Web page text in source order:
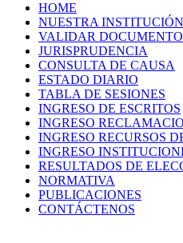
HOME
NUESTRA INSTITUCIÓN
VALIDAR DOCUMENTO
JURISPRUDENCIA
CONSULTA DE CAUSA
ESTADO DIARIO
TABLA DE SESIONES
INGRESO DE ESCRITOS
INGRESO
INGRESO RECURSOS
INGRESO
RESULTADOS DE
NORMATIVA
PUBLICACIONES
CONTÁCTENOS